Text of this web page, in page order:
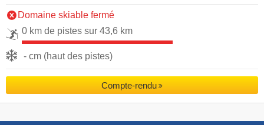
Domaine skiable fermé
0 km de pistes sur 43,6 km
- cm (haut des pistes)
Compte-rendu